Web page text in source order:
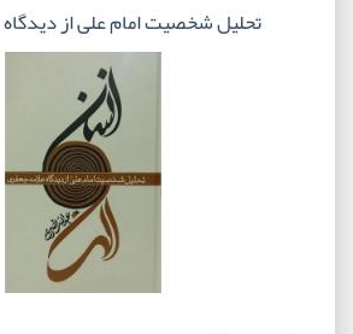
تحلیل شخصیت امام علی از